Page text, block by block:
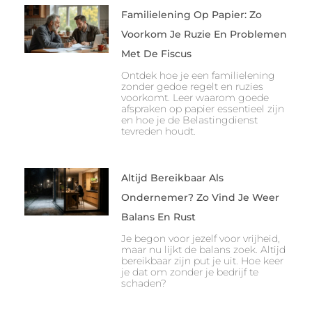
Familielening Op Papier: Zo
Voorkom Je Ruzie En Problemen
Met De Fiscus
Ontdek hoe je een familielening
zonder gedoe regelt en ruzies
voorkomt. Leer waarom goede
afspraken op papier essentieel zijn
en hoe je de Belastingdienst
tevreden houdt.
Altijd Bereikbaar Als
Ondernemer? Zo Vind Je Weer
Balans En Rust
Je begon voor jezelf voor vrijheid,
maar nu lijkt de balans zoek. Altijd
bereikbaar zijn put je uit. Hoe keer
je dat om zonder je bedrijf te
schaden?